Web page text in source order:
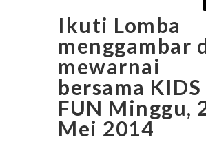
Ikuti Lomba
menggambar
mewarnai
bersama KIDS
FUN Minggu,
Mei 2014